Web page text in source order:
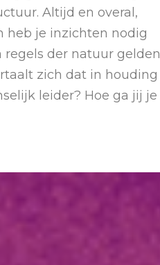
Altijd en overal,
heb je inzichten nodig
regels der natuur gelden
zich dat in houding
leider? Hoe ga jij je